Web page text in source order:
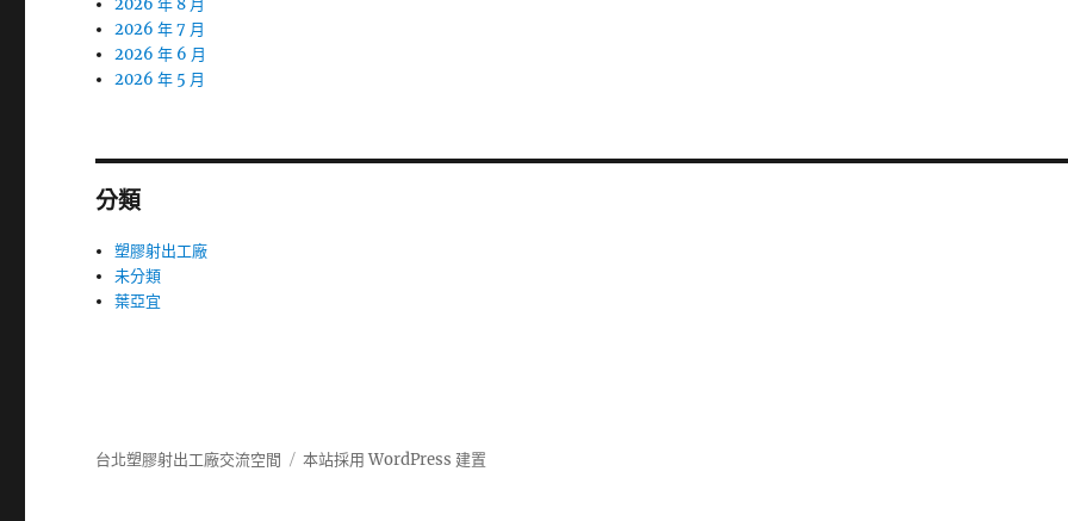
2026 年 8 月
2026 年 7 月
2026 年 6 月
2026 年 5 月
分類
塑膠射出工廠
未分類
葉亞宜
台北塑膠射出工廠交流空間 本站採用 WordPress 建置